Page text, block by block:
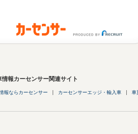
情報カーセンサー関連サイト
報ならカーセンサー カーセンサーエッジ・輸入車 車